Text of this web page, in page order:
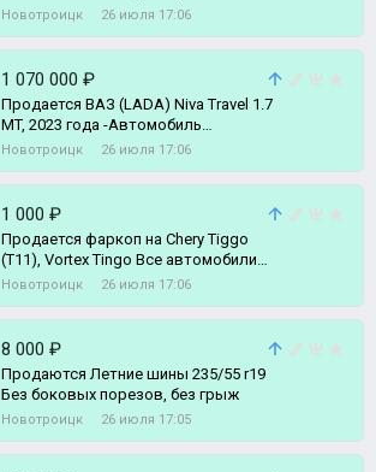
https://vk.ru/avto_lider_56 )
Новотроицк 26 июля 17:06
1 070 000 ₽
Продается ВАЗ (LADA) Niva Travel 1.7
MT, 2023 года -Автомoбиль
приoбpетался у официального
Новотроицк 26 июля 17:06
1 000 ₽
Продается фаркоп на Chery Tiggo
(T11), Vortex Tingo Все автомобили
здесь ( https://vk.ru/avto_lider
Новотроицк 26 июля 17:06
8 000 ₽
Продаются Летние шины 235/55 r19
Без боковых порезов, без грыж
Новотроицк 26 июля 17:05